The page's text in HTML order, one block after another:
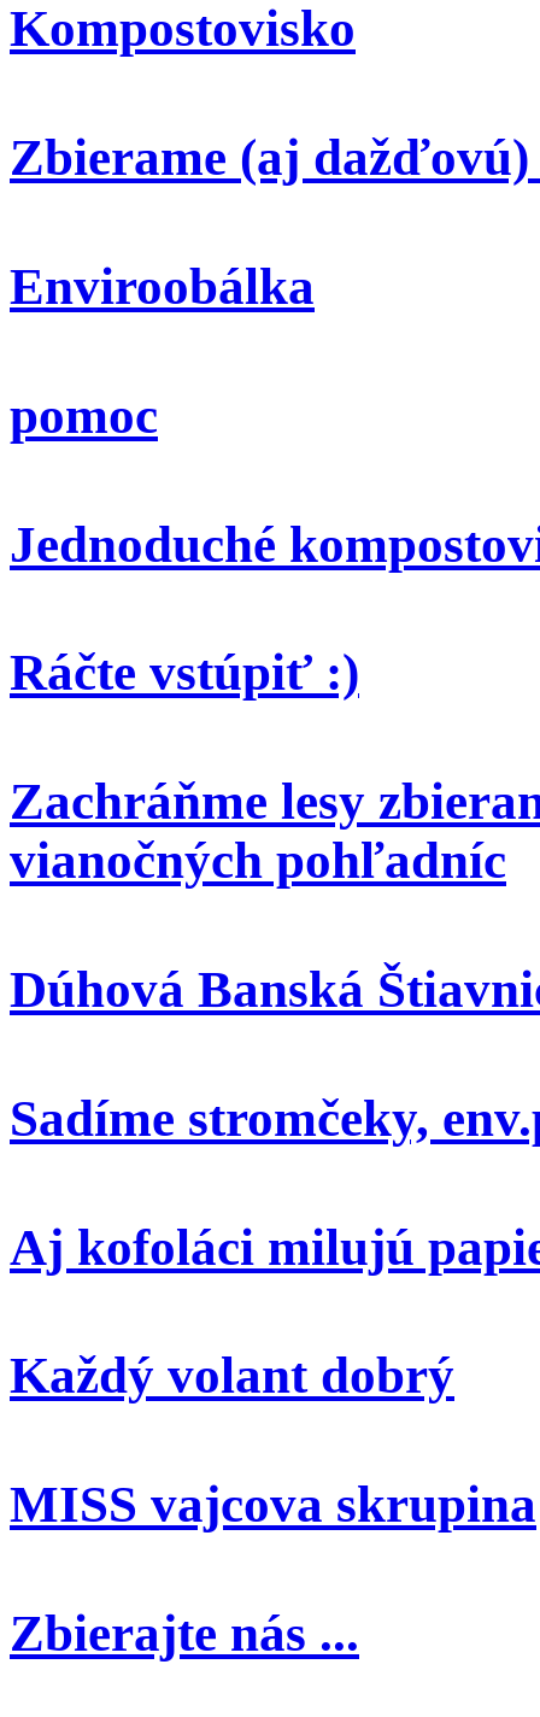
Kompostovisko
Zbierame (aj
Enviroobálka
pomoc
Jednoduché
Ráčte vstúpiť :)
Zachráňme lesy
vianočných pohľadníc
Dúhová Banská
Sadíme stromčeky,
Aj kofoláci milujú
Každý volant dobrý
MISS vajcova skrupina
Zbierajte nás ...